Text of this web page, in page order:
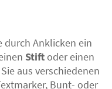
durch Anklicken ein
Stiftoder einen
aus verschiedenen
Bunt- oder